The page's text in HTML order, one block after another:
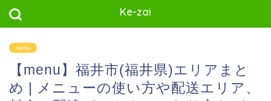
Ke-zai
menu
【menu】福井市(福井県)エリアまと
め | メニューの使い方や配送エリア、